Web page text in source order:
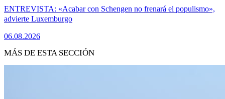
ENTREVISTA: «Acabar con Schengen no frenará el populismo»,
advierte Luxemburgo
06.08.2026
MÁS DE ESTA SECCIÓN